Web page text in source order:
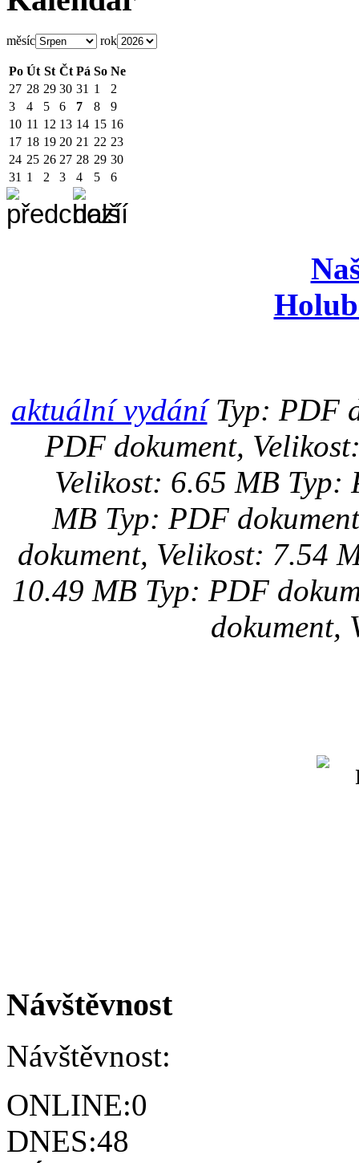
měsíc rok
Po Út St Čt Pá So Ne
27 28 29 30 31 1
2
3
4 5 6 7 8
9
10 11 12 13 14 15 16
17 18 19 20 21 22 23
24 25 26 27 28 29 30
31 1 2 3 4 5 6
aktuální vydáníTyp: PDF
PDF dokument,
Velikost: 6.65 MB Typ:
MB Typ: PDF
dokument, Velikost: 7.54
10.49 MB Typ: PDF
dokument,
Návštěvnost
Návštěvnost:
ONLINE:0
DNES:48